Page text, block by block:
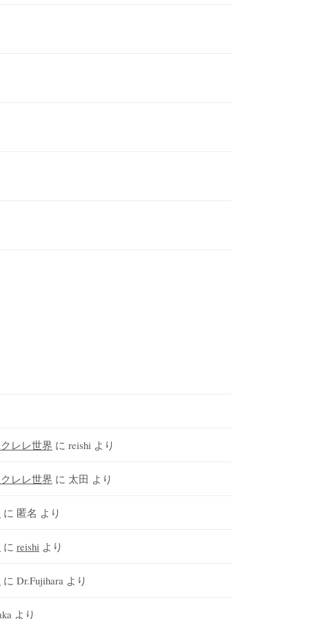
レレ世界 に reishi より
レレ世界 に 太田 より
に 匿名 より
に reishi より
に Dr.Fujihara より
より